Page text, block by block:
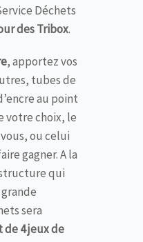
Déchets
des Tribox.
, apportez vos
tubes de
au point
votre choix, le
ou celui
gagner. A la
qui
sera
de 4 jeux de